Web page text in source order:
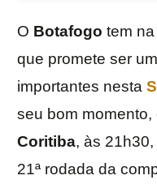
O Botafogo tem
que promete ser
importantes nesta
seu bom
Coritiba, às 21h30,
21ª rodada da